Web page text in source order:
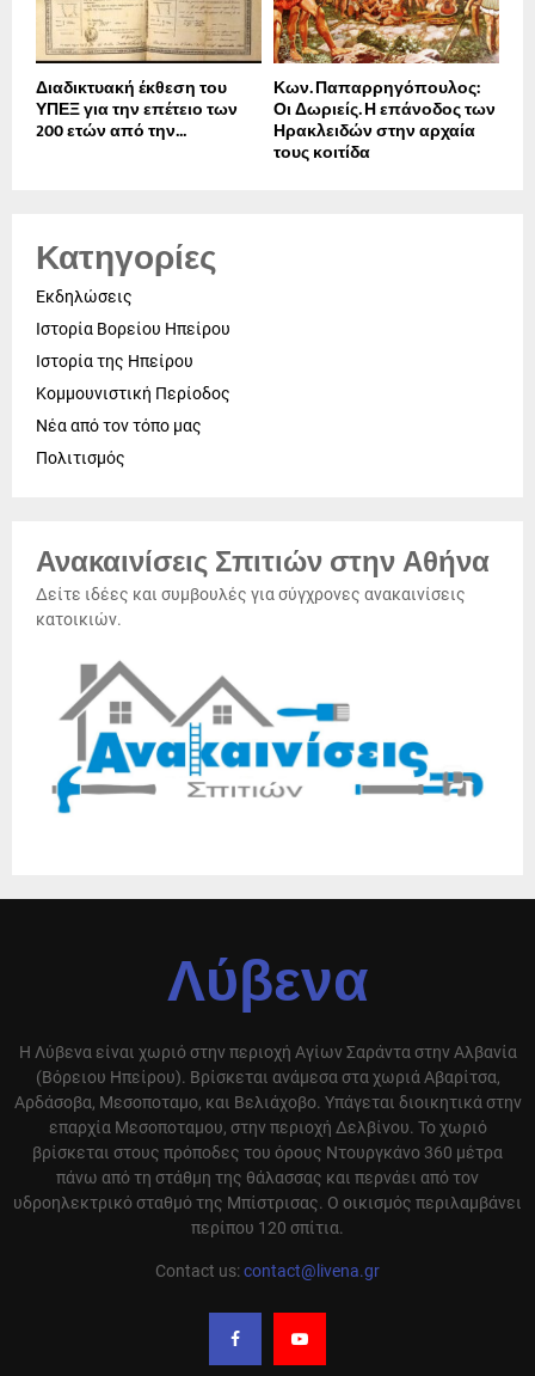
Διαδικτυακή έκθεση του
ΥΠΕΞ για την επέτειο των
200 ετών από την...
Κων. Παπαρρηγόπουλος:
Οι Δωριείς. Η επάνοδος των
Ηρακλειδών στην αρχαία
τους κοιτίδα
Κατηγορίες
Εκδηλώσεις
Ιστορία Βορείου Ηπείρου
Ιστορία της Ηπείρου
Κομμουνιστική Περίοδος
Νέα από τον τόπο μας
Πολιτισμός
Ανακαινίσεις Σπιτιών στην Αθήνα
Δείτε ιδέες και συμβουλές για σύγχρονες ανακαινίσεις
κατοικιών.
Λύβενα
Η Λύβενα είναι χωριό στην περιοχή Αγίων Σαράντα στην Αλβανία
(Βόρειου Ηπείρου). Βρίσκεται ανάμεσα στα χωριά Αβαρίτσα,
Αρδάσοβα, Μεσοποταμο, και Βελιάχοβο. Υπάγεται διοικητικά στην
επαρχία Μεσοποταμου, στην περιοχή Δελβίνου. Το χωριό
βρίσκεται στους πρόποδες του όρους Ντουργκάνο 360 μέτρα
πάνω από τη στάθμη της θάλασσας και περνάει από τον
υδροηλεκτρικό σταθμό της Μπίστρισας. Ο οικισμός περιλαμβάνει
περίπου 120 σπίτια.
Contact us:contact@livena.gr